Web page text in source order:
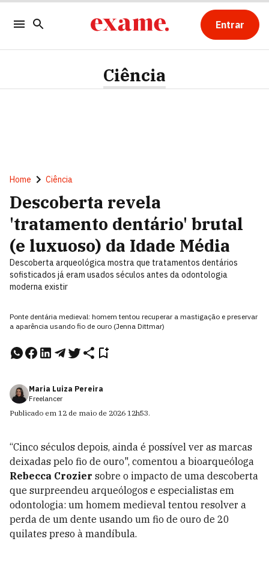
Entrar
Ciência
Home Ciência
Descoberta revela
'tratamento dentário' brutal
(e luxuoso) da Idade Média
Descoberta arqueológica mostra que tratamentos dentários
sofisticados já eram usados séculos antes da odontologia
moderna existir
Ponte dentária medieval: homem tentou recuperar a mastigação e preservar
a aparência usando fio de ouro (Jenna Dittmar)
Maria Luiza Pereira
Freelancer
Publicado em 12 de maio de 2026 12h53.
“Cinco séculos depois, ainda é possível ver as marcas
deixadas pelo fio de ouro", comentou a bioarqueóloga
Rebecca Crozier sobre o impacto de uma descoberta
que surpreendeu arqueólogos e especialistas em
odontologia: um homem medieval tentou resolver a
perda de um dente usando um fio de ouro de 20
quilates preso à mandíbula.